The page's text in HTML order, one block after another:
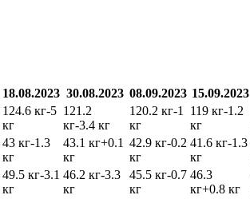
18.08.2023 30.08.2023 08.09.2023 15.09.2023
124.6 кг-5
кг
121.2
кг-3.4 кг
120.2 кг-1
кг
119 кг-1.2
кг
43 кг-1.3
кг
43.1 кг+0.1
кг
42.9 кг-0.2
кг
41.6 кг-1.3
кг
49.5 кг-3.1
кг
46.2 кг-3.3
кг
45.5 кг-0.7
кг
46.3
кг+0.8 кг